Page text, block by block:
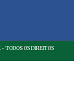
TODOS OS DIREITOS